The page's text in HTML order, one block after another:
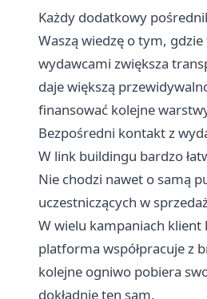
Każdy dodatkowy
Waszą wiedzę o tym,
wydawcami zwiększa
daje większą
finansować kolejne
Bezpośredni kontakt z
W link buildingu bardzo
Nie chodzi nawet o samą
uczestniczących w
W wielu kampaniach
platforma współpracuje z
kolejne ogniwo pobiera
dokładnie ten sam.